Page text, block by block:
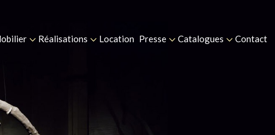
Réalisations Location Presse Catalogues Contact